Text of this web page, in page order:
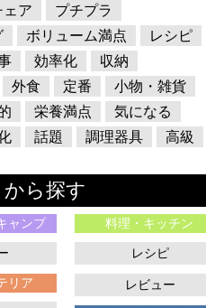
ア
プチプラ
ボリューム満点
レシピ
効率化
収納
外食 定番
小物・雑貨
栄養満点
気になる
話題 調理器具 高級
ら探す
ャンプ
リア
料理・キッチン
レシピ
レビュー